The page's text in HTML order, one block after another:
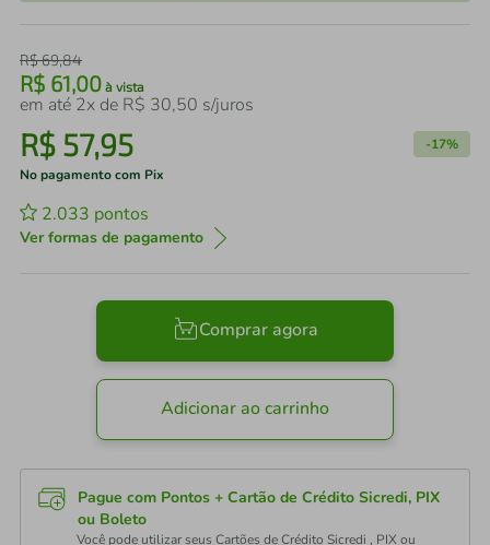
R$69,84
R$ 61,00 à vista
em até 2x de R$ 30,50 s/juros
R$ 57,95 -17%
No pagamento com Pix
2.033 pontos
Ver formas de pagamento
Comprar agora
Adicionar ao carrinho
Pague com Pontos + Cartão de Crédito Sicredi, PIX
ou Boleto
Você pode utilizar seus Cartões de Crédito Sicredi , PIX ou